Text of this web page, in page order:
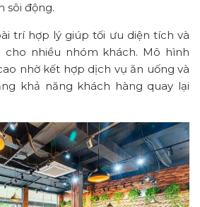
sôi động.
trí hợp lý giúp tối ưu diện tích và
nhiều nhóm khách. Mô hình
nhờ kết hợp dịch vụ ăn uống và
khả năng khách hàng quay lại